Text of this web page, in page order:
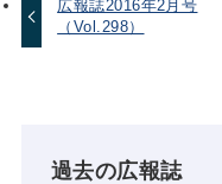
広報誌2016年2月号
（Vol.298）
過去の広報誌